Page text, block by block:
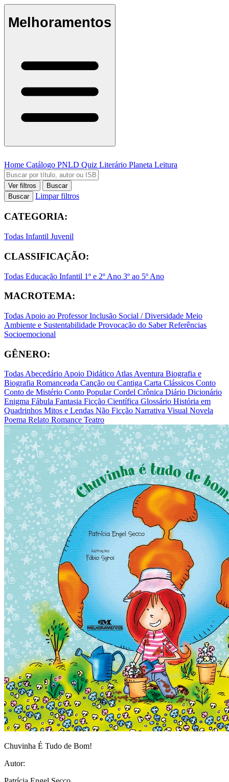
Melhoramentos
Home Catálogo PNLD Quiz Literário Planeta Leitura
Ver filtros
Buscar
Buscar
Limpar filtros
CATEGORIA:
Todas Infantil Juvenil
CLASSIFICAÇÃO:
Todas Educação Infantil 1º e 2º Ano 3º ao 5º Ano
MACROTEMA:
Todas Apoio ao ProfessorInclusão Social / Diversidade Meio
Ambiente e Sustentabilidade Provocação do SaberReferências
Socioemocional
GÊNERO:
TodasAbecedárioApoio DidáticoAtlasAventura Biografia e
Biografia Romanceada Canção ou Cantiga Carta Clássicos Conto
Conto de Mistério Conto PopularCordel Crônica Diário Dicionário
Enigma Fábula Fantasia Ficção Científica Glossário História em
Quadrinhos Mitos e Lendas Não Ficção Narrativa Visual Novela
Poema Relato Romance Teatro
Chuvinha É Tudo de Bom!
Autor: